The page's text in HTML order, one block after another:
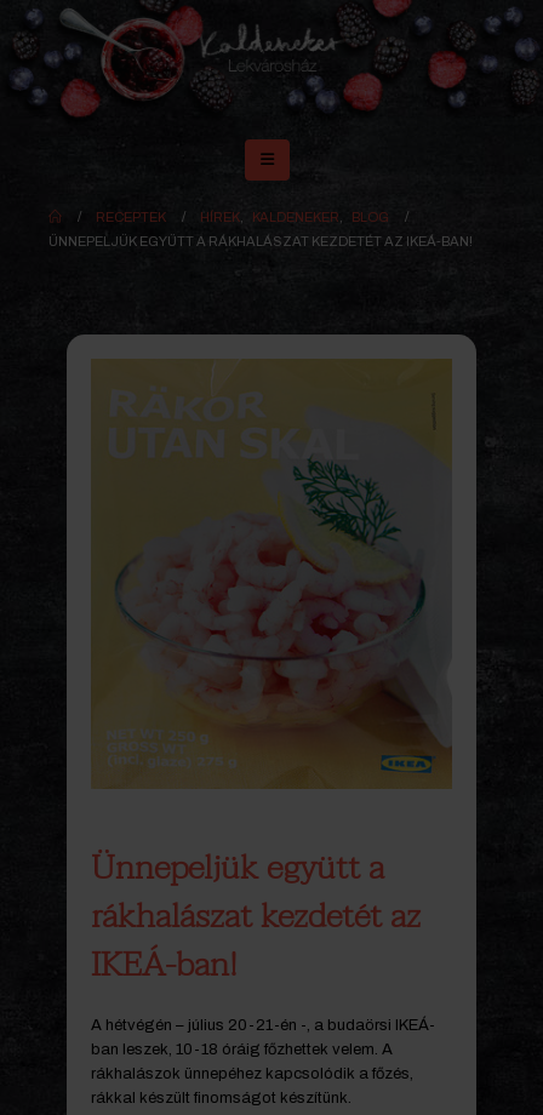
RECEPTEK HÍREK KALDENEKER
BLOG
ÜNNEPELJÜK EGYÜTT A RÁKHALÁSZAT KEZDETÉT AZ IKEÁ-BAN!
Ünnepeljük együtt a
rákhalászat kezdetét az
IKEÁ-ban!
A hétvégén – július 20-21-én -, a budaörsi IKEÁ-
ban leszek, 10-18 óráig főzhettek velem. A
rákhalászok ünnepéhez kapcsolódik a főzés,
rákkal készült finomságot készítünk.